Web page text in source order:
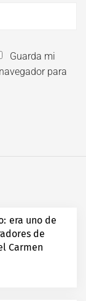
Guarda mi
para
era uno de
de
Carmen